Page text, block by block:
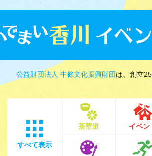
公益財団法人 中條文化振興財団は、創立
すべて表示
茶華道 イベン